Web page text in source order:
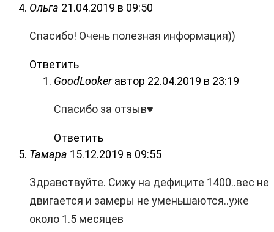
Ольга 21.04.2019 в 09:50
Спасибо! Очень полезная информация))
Ответить
GoodLooker автор 22.04.2019 в 23:19
Спасибо за отзыв♥
Ответить
Тамара 15.12.2019 в 09:55
Здравствуйте. Сижу на дефиците 1400..вес не
двигается и замеры не уменьшаются..уже
около 1.5 месяцев